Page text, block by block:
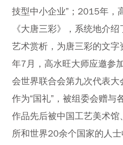
技型中小企业”；2015年，
《大唐三彩》，系统地介
艺术赏析，为唐三彩的文
年7月，高水旺大师应邀参
会世界联合会第九次代表
作为“国礼”，被组委会赠与
作品先后被中国工艺美术
所和世界20余个国家的人士